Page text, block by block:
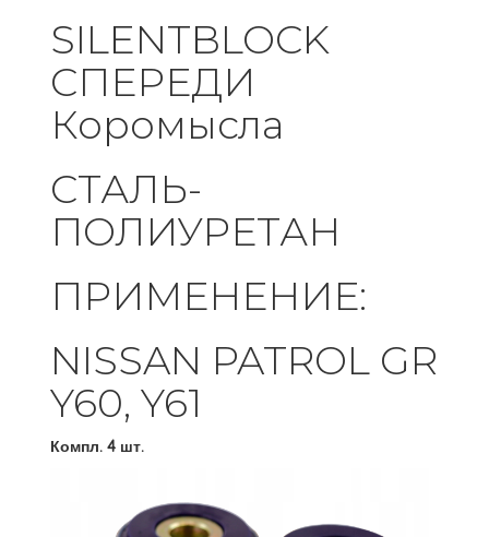
SILENTBLOCK
СПЕРЕДИ
Коромысла
СТАЛЬ-
ПОЛИУРЕТАН
ПРИМЕНЕНИЕ:
NISSAN PATROL GR
Y60, Y61
Компл. 4 шт.